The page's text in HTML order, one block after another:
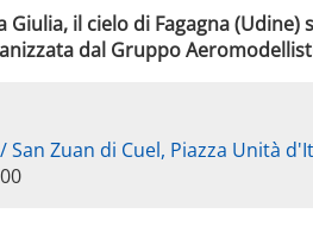
Giulia, il cielo di Fagagna
dal Gruppo
San Zuan di Cuel, Piazza Unità